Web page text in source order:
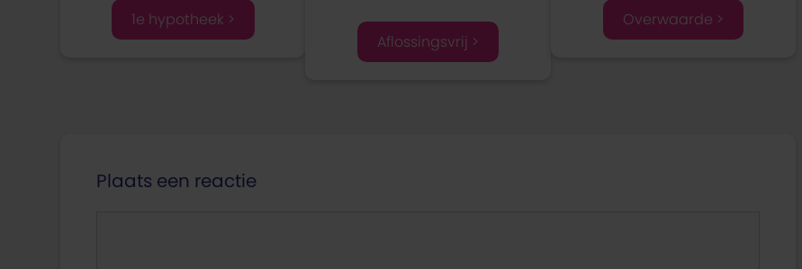
1e hypotheek >
Aflossingsvrij >
Overwaarde >
Plaats een reactie